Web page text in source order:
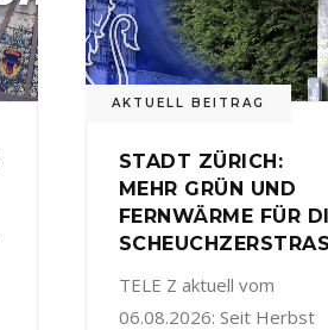
AKTUELL BEITRAG
STADT ZÜRICH:
MEHR GRÜN UND
FERNWÄRME FÜR
TELE Z aktuell vom
06.08.2026: Seit Herbst